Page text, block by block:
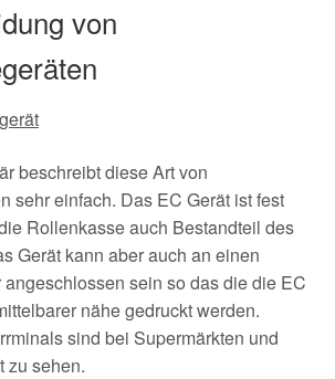
von
beschreibt diese Art von
sehr einfach. Das EC Gerät ist fest
Rollenkasse auch Bestandteil des
Gerät kann aber auch an einen
sein so das die die EC
nähe gedruckt werden.
sind bei Supermärkten und
zu sehen.